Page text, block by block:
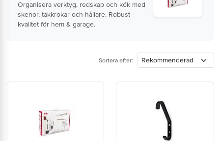
Organisera verktyg, redskap och kök med
skenor, takkrokar och hållare. Robust
kvalitet för hem & garage.
Sortera efter: